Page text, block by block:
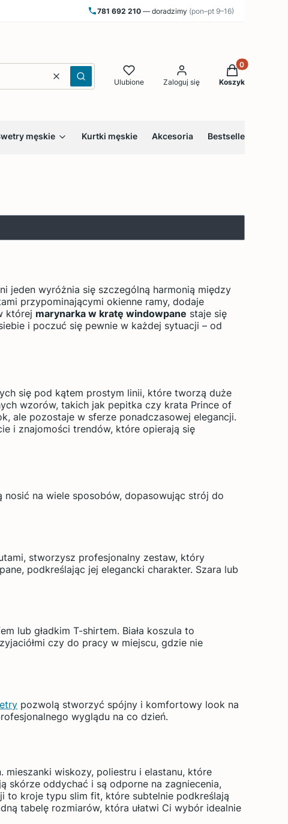
781 692 210 — doradzimy (pon–pt 9–16)
WyczyśćSzukaj Ulubione Zaloguj się
Produkty w
Koszyk
męskie Kurtki męskie Akcesoria Bestsellery
jeden wyróżnia się szczególną harmonią między
przypominającymi okienne ramy, dodaje
której marynarka w kratę windowpane staje się
i poczuć się pewnie w każdej sytuacji – od
się pod kątem prostym linii, które tworzą duże
wzorów, takich jak pepitka czy krata Prince of
ale pozostaje w sferze ponadczasowej elegancji.
i znajomości trendów, które opierają się
nosić na wiele sposobów, dopasowując strój do
stworzysz profesjonalny zestaw, który
podkreślając jej elegancki charakter. Szara lub
lub gładkim T-shirtem. Biała koszula to
czy do pracy w miejscu, gdzie nie
pozwolą stworzyć spójny i komfortowy look na
wyglądu na co dzień.
mieszanki wiskozy, poliestru i elastanu, które
skórze oddychać i są odporne na zagniecenia,
to kroje typu slim fit, które subtelnie podkreślają
tabelę rozmiarów, która ułatwi Ci wybór idealnie